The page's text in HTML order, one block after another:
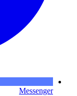
Messenger